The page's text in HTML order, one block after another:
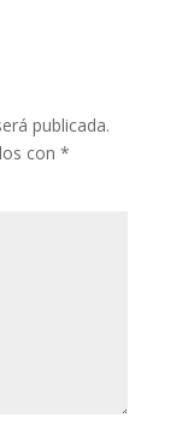
publicada.
con *